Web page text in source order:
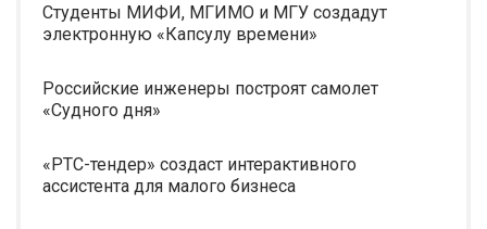
Студенты МИФИ, МГИМО и МГУ создадут
электронную «Капсулу времени»
Российские инженеры построят самолет
«Судного дня»
«РТС-тендер» создаст интерактивного
ассистента для малого бизнеса